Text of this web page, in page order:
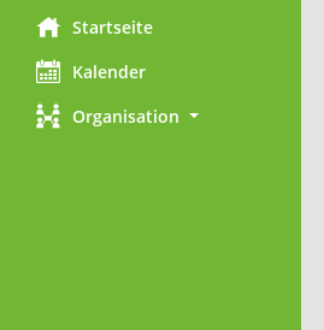
Startseite
Kalender
Organisation